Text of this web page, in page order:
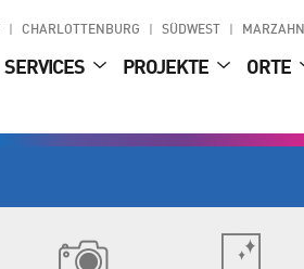
CHARLOTTENBURG SÜDWEST MARZAHN
SERVICES PROJEKTE ORTE